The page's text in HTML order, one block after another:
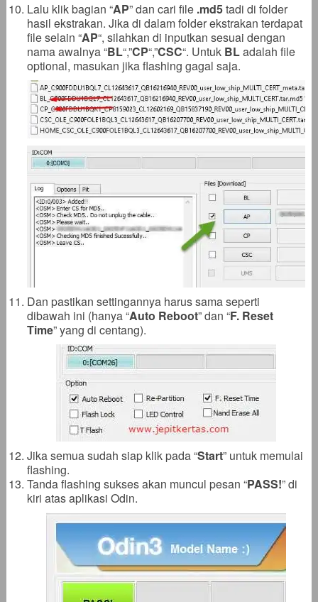
Lalu klik bagian “AP” dan cari file .md5tadi di folder
hasil ekstrakan. Jika di dalam folder ekstrakan terdapat
file selain “AP“, silahkan di inputkan sesuai dengan
nama awalnya “BL“,”CP“,”CSC“. Untuk BLadalah file
optional, masukan jika flashing gagal saja.
Dan pastikan settingannya harus sama seperti
dibawah ini (hanya “Auto Reboot” dan “F. Reset
Time” yang di centang).
Jika semua sudah siap klik pada “Start” untuk memulai
flashing.
Tanda flashing sukses akan muncul pesan “PASS!” di
kiri atas aplikasi Odin.